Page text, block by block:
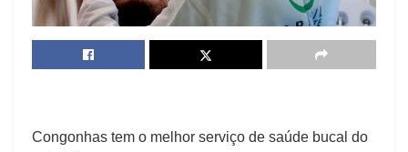
Congonhas tem o melhor serviço de saúde bucal do